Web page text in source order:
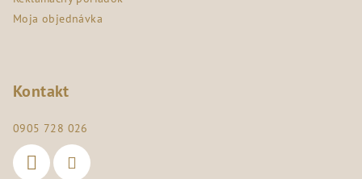
Moja objednávka
Kontakt
0905 728 026